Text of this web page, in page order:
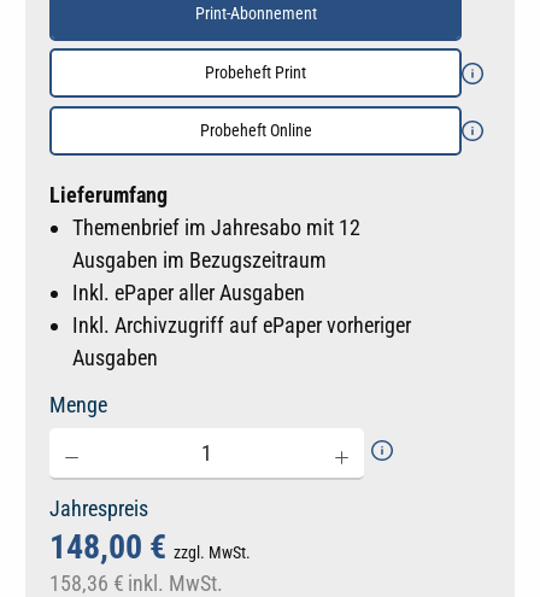
Print-Abonnement
Probeheft Print
Probeheft Online
Lieferumfang
Themenbrief im Jahresabo mit 12
Ausgaben im Bezugszeitraum
Inkl. ePaper aller Ausgaben
Inkl. Archivzugriff auf ePaper vorheriger
Ausgaben
Menge
Jahrespreis
148,00 € zzgl. MwSt.
158,36 € inkl. MwSt.